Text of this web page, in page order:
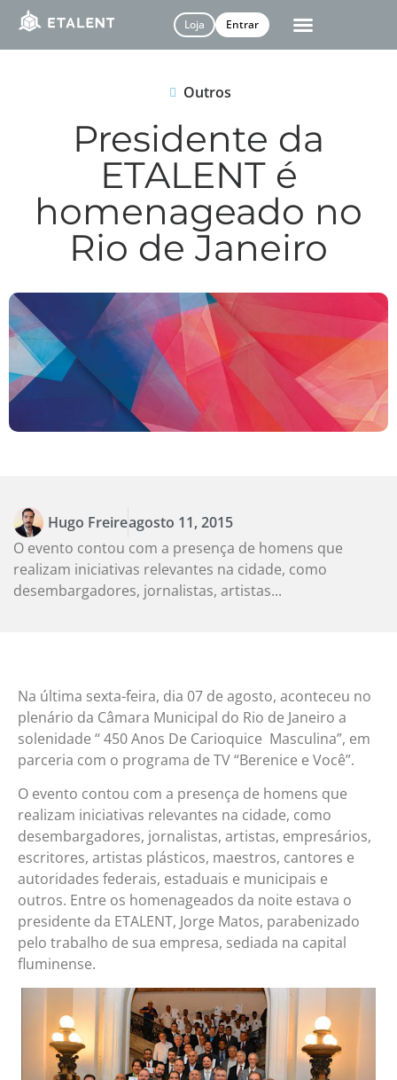
Loja Entrar
Outros
Presidente da
ETALENT é
homenageado no
Rio de Janeiro
Hugo Freireagosto 11, 2015
O evento contou com a presença de homens que
realizam iniciativas relevantes na cidade, como
desembargadores, jornalistas, artistas...
Na última sexta-feira, dia 07 de agosto, aconteceu no
plenário da Câmara Municipal do Rio de Janeiro a
solenidade ‘‘ 450 Anos De Carioquice Masculina”, em
parceria com o programa de TV “Berenice e Você”.
O evento contou com a presença de homens que
realizam iniciativas relevantes na cidade, como
desembargadores, jornalistas, artistas, empresários,
escritores, artistas plásticos, maestros, cantores e
autoridades federais, estaduais e municipais e
outros. Entre os homenageados da noite estava o
presidente da ETALENT, Jorge Matos, parabenizado
pelo trabalho de sua empresa, sediada na capital
fluminense.